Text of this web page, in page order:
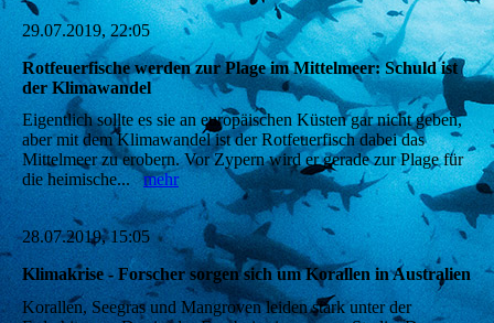
29.07.2019, 22:05
Rotfeuerfische werden zur Plage im Mittelmeer: Schuld ist
der Klimawandel
Eigentlich sollte es sie an europäischen Küsten gar nicht geben,
aber mit dem Klimawandel ist der Rotfeuerfisch dabei das
Mittelmeer zu erobern. Vor Zypern wird er gerade zur Plage für
die heimische...mehr
28.07.2019, 15:05
Klimakrise - Forscher sorgen sich um Korallen in Australien
Korallen, Seegras und Mangroven leiden stark unter der